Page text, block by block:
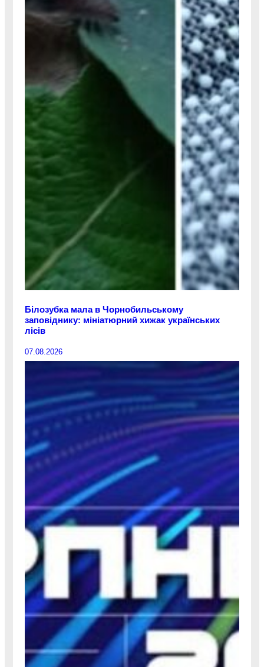
Білозубка мала в Чорнобильському
заповіднику: мініатюрний хижак українських
лісів
07.08.2026